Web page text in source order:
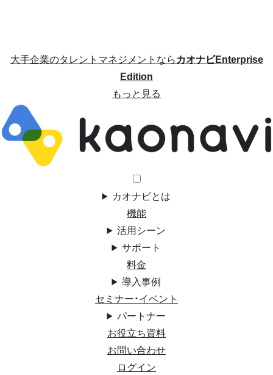
大手企業のタレントマネジメントならカオナビEnterprise
Edition
もっと見る
カオナビとは
機能
活用シーン
サポート
料金
導入事例
セミナー・イベント
パートナー
お役立ち資料
お問い合わせ
ログイン